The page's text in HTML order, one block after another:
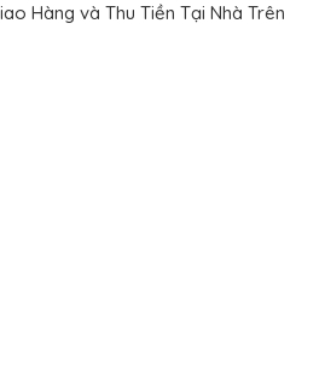
Hàng và Thu Tiền Tại Nhà Trên